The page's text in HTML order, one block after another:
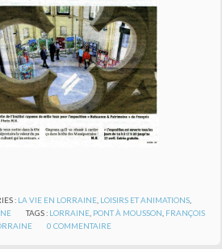
: LA VIE EN LORRAINE, LOISIRS ET ANIMATIONS,
TAGS : LORRAINE PONT À MOUSSON FRANÇOIS
0 COMMENTAIRE